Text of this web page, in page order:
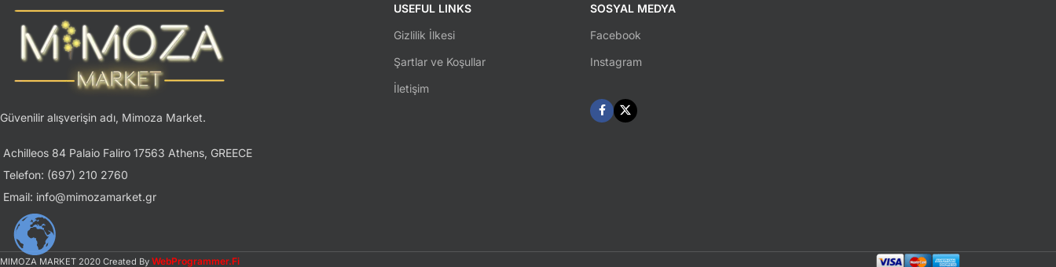
Güvenilir alışverişin adı, Mimoza Market.
Achilleos 84 Palaio Faliro 17563 Athens, GREECE
Telefon: (697) 210 2760
Email: info@mimozamarket.gr
USEFUL LINKS
Gizlilik İlkesi
Şartlar ve Koşullar
İletişim
SOSYAL MEDYA
Facebook
Instagram
MIMOZA MARKET 2020 Created By WebProgrammer.Fi